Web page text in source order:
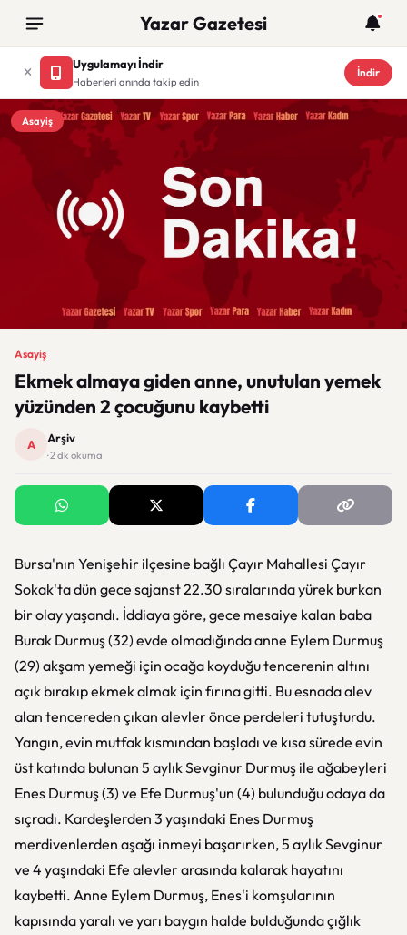
Yazar Gazetesi
Uygulamayı İndir
Haberleri anında takip edin
İndir
Asayiş
Asayiş
Ekmek almaya giden anne, unutulan yemek
yüzünden 2 çocuğunu kaybetti
A Arşiv
· 2 dk okuma
Bursa'nın Yenişehir ilçesine bağlı Çayır Mahallesi Çayır
Sokak'ta dün gece sajanst 22.30 sıralarında yürek burkan
bir olay yaşandı. İddiaya göre, gece mesaiye kalan baba
Burak Durmuş (32) evde olmadığında anne Eylem Durmuş
(29) akşam yemeği için ocağa koyduğu tencerenin altını
açık bırakıp ekmek almak için fırına gitti. Bu esnada alev
alan tencereden çıkan alevler önce perdeleri tutuşturdu.
Yangın, evin mutfak kısmından başladı ve kısa sürede evin
üst katında bulunan 5 aylık Sevginur Durmuş ile ağabeyleri
Enes Durmuş (3) ve Efe Durmuş'un (4) bulunduğu odaya da
sıçradı. Kardeşlerden 3 yaşındaki Enes Durmuş
merdivenlerden aşağı inmeyi başarırken, 5 aylık Sevginur
ve 4 yaşındaki Efe alevler arasında kalarak hayatını
kaybetti. Anne Eylem Durmuş, Enes'i komşularının
kapısında yaralı ve yarı baygın halde bulduğunda çığlık